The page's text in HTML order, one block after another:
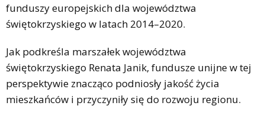
funduszy europejskich dla województwa
świętokrzyskiego w latach 2014–2020.
Jak podkreśla marszałek województwa
świętokrzyskiego Renata Janik, fundusze unijne w tej
perspektywie znacząco podniosły jakość życia
mieszkańców i przyczyniły się do rozwoju regionu.